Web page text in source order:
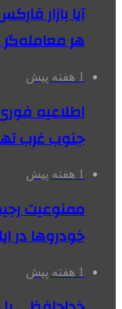
آیا بازار
هر معامله‌گر
1 هفته پیش
اطلاعیه
جنوب غرب
1 هفته پیش
ممنوعیت
خودروها در
1 هفته پیش